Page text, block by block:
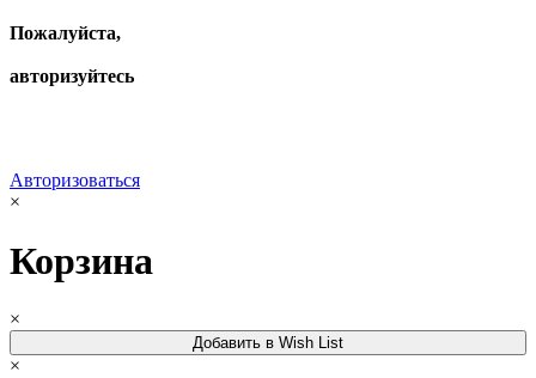
Пожалуйста,
авторизуйтесь
Авторизоваться
×
Корзина
×
Добавить в Wish List
×